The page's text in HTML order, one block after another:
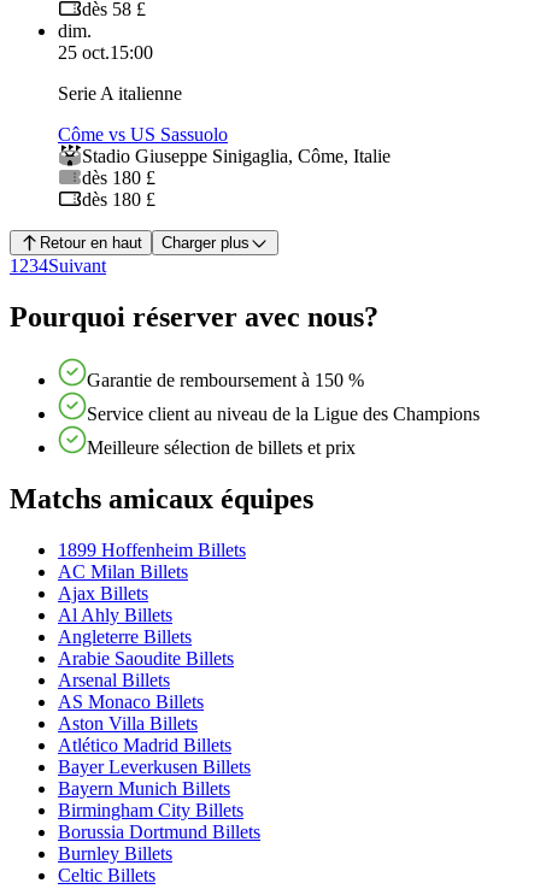
dès 58 £
dim.
25 oct.15:00
Serie A italienne
Côme vs US Sassuolo
Stadio Giuseppe Sinigaglia, Côme, Italie
dès 180 £
dès 180 £
Retour en haut Charger plus
1 234Suivant
Pourquoi réserver avec nous?
Garantie de remboursement à 150 %
Service client au niveau de la Ligue des Champions
Meilleure sélection de billets et prix
Matchs amicaux équipes
1899 Hoffenheim Billets
AC Milan Billets
Ajax Billets
Al Ahly Billets
Angleterre Billets
Arabie Saoudite Billets
Arsenal Billets
AS Monaco Billets
Aston Villa Billets
Atlético Madrid Billets
Bayer Leverkusen Billets
Bayern Munich Billets
Birmingham City Billets
Borussia Dortmund Billets
Burnley Billets
Celtic Billets